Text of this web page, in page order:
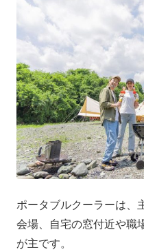
ポータブルクーラーは、
会場、自宅の窓付近や職
が主です。